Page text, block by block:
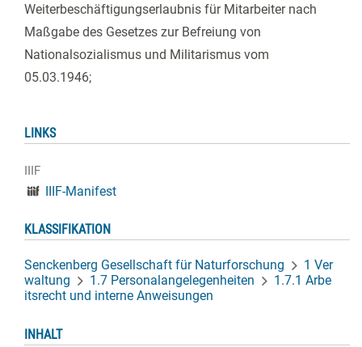
Weiterbeschäftigungserlaubnis für Mitarbeiter nach
Maßgabe des Gesetzes zur Befreiung von
Nationalsozialismus und Militarismus vom
05.03.1946;
LINKS
IIIF
IIIF-Manifest
KLASSIFIKATION
Senckenberg Gesellschaft für Naturforschung
1 Ver
waltung
1.7 Personalangelegenheiten
1.7.1 Arbe
itsrecht und interne Anweisungen
INHALT